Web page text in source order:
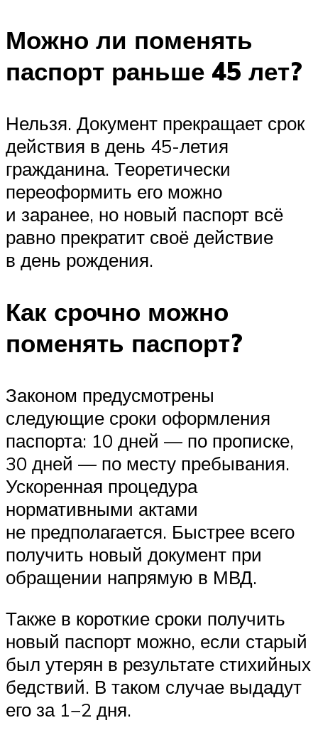
Можно ли поменять
паспорт раньше 45 лет?
Нельзя. Документ прекращает срок
действия в день 45-летия
гражданина. Теоретически
переоформить его можно
и заранее, но новый паспорт всё
равно прекратит своё действие
в день рождения.
Как срочно можно
поменять паспорт?
Законом предусмотрены
следующие сроки оформления
паспорта: 10 дней — по прописке,
30 дней — по месту пребывания.
Ускоренная процедура
нормативными актами
не предполагается. Быстрее всего
получить новый документ при
обращении напрямую в МВД.
Также в короткие сроки получить
новый паспорт можно, если старый
был утерян в результате стихийных
бедствий. В таком случае выдадут
его за 1−2 дня.